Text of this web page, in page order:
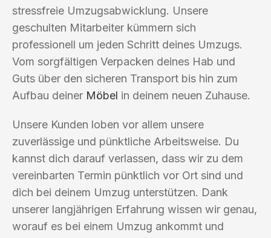
stressfreie Umzugsabwicklung. Unsere
geschulten Mitarbeiter kümmern sich
professionell um jeden Schritt deines Umzugs.
Vom sorgfältigen Verpacken deines Hab und
Guts über den sicheren Transport bis hin zum
Aufbau deiner Möbel in deinem neuen Zuhause.
Unsere Kunden loben vor allem unsere
zuverlässige und pünktliche Arbeitsweise. Du
kannst dich darauf verlassen, dass wir zu dem
vereinbarten Termin pünktlich vor Ort sind und
dich bei deinem Umzug unterstützen. Dank
unserer langjährigen Erfahrung wissen wir genau,
worauf es bei einem Umzug ankommt und